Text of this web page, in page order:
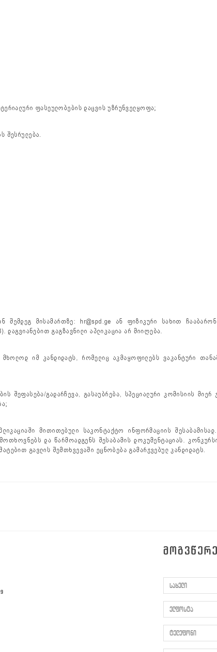
ფასეულობების დაცვის უზრუნველყოფა;
შესრულება.
შემდეგ მისამართზე: hr@spd.ge ან ფიზიკური სახით
დაგვიანებით გაგზავნილი აპლიკაცია არ მიიღება.
იმ კანდიდატს, რომელიც აკმაყოფილებს ვაკანტური
შეფასება/გადარჩევა, გასაუბრება, სპეციალური კომისიის
მითითებული საკონტაქტო ინფორმაციის
და წარმოადგენს შესაბამის დოკუმენტაციას.
გავლის შემთხვევაში ეცნობება გამარჯვებულ კანდიდატს.
სახელი
ელფოსტა
ტელეფონი